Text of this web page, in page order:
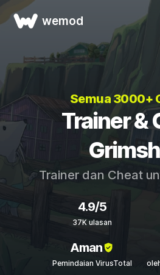
wemod
Semua 3000+
Trainer &
Trainer dan Cheat
4.9/5
37K ulasan
Aman
Pemindaian VirusTotal